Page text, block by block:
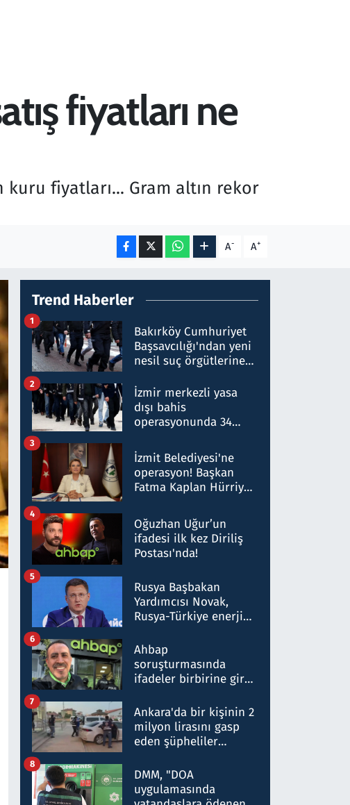
fiyatları ne
kuru fiyatları... Gram altın rekor
A- A+
Trend Haberler
Bakırköy Cumhuriyet
Başsavcılığı'ndan yeni
nesil suç örgütlerine
hakkında gözaltı kararı
1
İzmir merkezli yasa
dışı bahis
operasyonunda 34
Milyar liralık para
trafiği tespit edildi
2
İzmit Belediyesi'ne
operasyon! Başkan
Fatma Kaplan Hürriyet
3
Oğuzhan Uğur’un
ifadesi ilk kez Diriliş
Postası'nda!
4
Rusya Başbakan
Yardımcısı Novak,
Rusya-Türkiye enerji
nitelikte olduğunu
belirtti
5
Ahbap
soruşturmasında
ifadeler birbirine girdi:
ifadelerinden ortaya
çıkan tablo şok etti
6
Ankara'da bir kişinin 2
milyon lirasını gasp
eden şüpheliler
7
DMM, "DOA
uygulamasında
8